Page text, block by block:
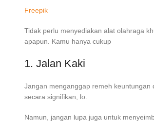
Freepik
Tidak perlu menyediakan alat olahraga
apapun. Kamu hanya cukup
1. Jalan Kaki
Jangan menganggap remeh
secara signifikan, lo.
Namun, jangan lupa juga untuk